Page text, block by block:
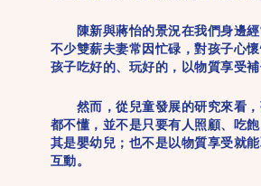
陳新與蔣怡的景況在我們身邊經
不少雙薪夫妻常因忙碌，對孩子心
孩子吃好的、玩好的，以物質享受補
然而，從兒童發展的研究來看，
都不懂，並不是只要有人照顧、吃
其是嬰幼兒；也不是以物質享受就
互動。